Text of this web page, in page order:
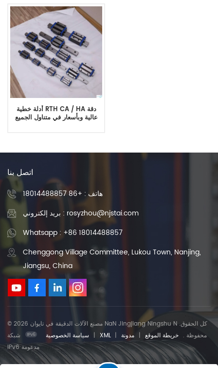
أدلة خطية RTH CA / HA دقة
عالية وبأسعار في متناول الجميع
اتصل بنا
هاتف : +86 18014488857
بريد إلكتروني : rosyzhou@njstai.com
Whatsapp : +86 18014488857
Chenggong Village Committee, Lukou Town, Nanjing,
Jiangsu, China
© 2026 مصنع الآلات الدقيقة في تايوان NaN Jingjiang Ningshu N .كل الحقوق
محفوظة . خريطة الموقع | مدونة |
XML
| سياسة الخصوصية
شبكة
IPv6 مدعومة